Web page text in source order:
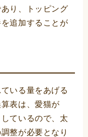
り、トッピング
追加することが
いる量をあげる
表は、愛猫が
ているので、太
整が必要となり